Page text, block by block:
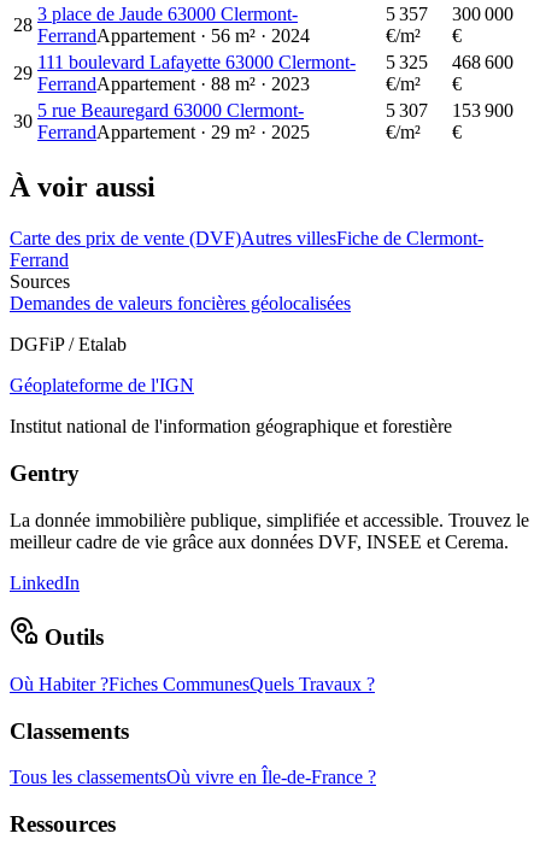
28
3 place de Jaude 63000 Clermont-
FerrandAppartement · 56 m² · 2024
5 357
€/m²
300 000
€
29
111 boulevard Lafayette 63000 Clermont-
FerrandAppartement · 88 m² · 2023
5 325
€/m²
468 600
€
30
5 rue Beauregard 63000 Clermont-
FerrandAppartement · 29 m² · 2025
5 307
€/m²
153 900
€
À voir aussi
Carte des prix de vente (DVF)Autres villesFiche de Clermont-
Ferrand
Sources
Demandes de valeurs foncières géolocalisées
DGFiP / Etalab
Géoplateforme de l'IGN
Institut national de l'information géographique et forestière
Gentry
La donnée immobilière publique, simplifiée et accessible. Trouvez le
meilleur cadre de vie grâce aux données DVF, INSEE et Cerema.
LinkedIn
Outils
Où Habiter ?Fiches CommunesQuels Travaux ?
Classements
Tous les classementsOù vivre en Île-de-France ?
Ressources